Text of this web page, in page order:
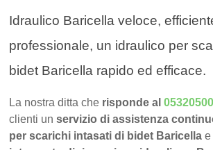
Idraulico Baricella veloce,
professionale, un idraulico per
bidet Baricella rapido ed efficace.
La nostra ditta che risponde al
clienti unservizio di assistenza
per scarichi intasati di bidet Baricella e